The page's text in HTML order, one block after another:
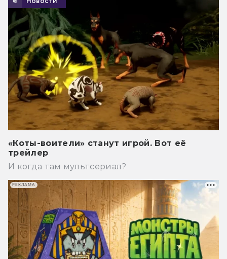
«Коты-воители» станут игрой. Вот её
трейлер
И когда там мультсериал?
РЕКЛАМА